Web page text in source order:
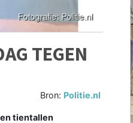
TEGEN
Bron: Politie.nl
tientallen